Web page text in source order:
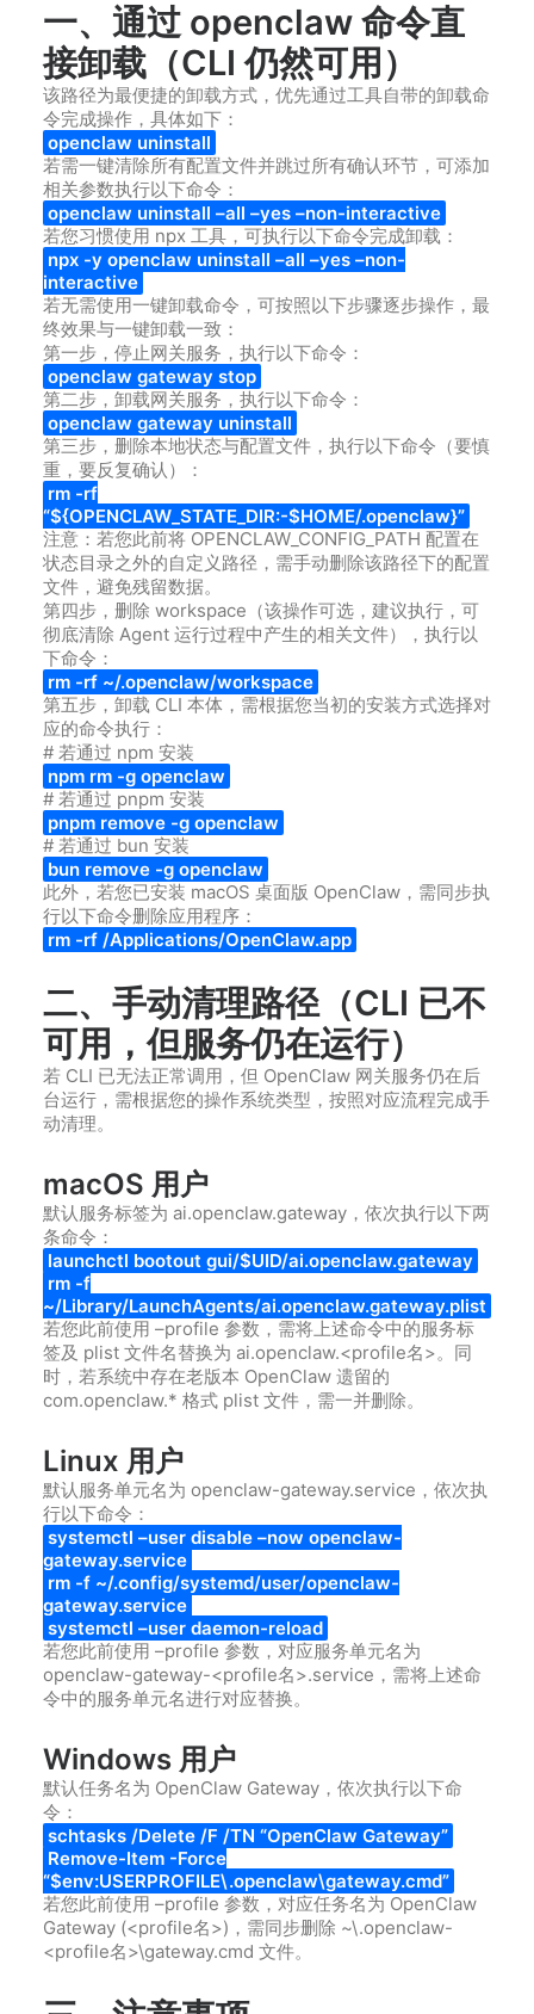
一、通过 openclaw 命令直
接卸载（CLI 仍然可用）
该路径为最便捷的卸载方式，优先通过工具自带的卸载命
令完成操作，具体如下：
openclaw uninstall
若需一键清除所有配置文件并跳过所有确认环节，可添加
相关参数执行以下命令：
openclaw uninstall –all –yes –non-interactive
若您习惯使用 npx 工具，可执行以下命令完成卸载：
npx -y openclaw uninstall –all –yes –non-
interactive
若无需使用一键卸载命令，可按照以下步骤逐步操作，最
终效果与一键卸载一致：
第一步，停止网关服务，执行以下命令：
openclaw gateway stop
第二步，卸载网关服务，执行以下命令：
openclaw gateway uninstall
第三步，删除本地状态与配置文件，执行以下命令（要慎
重，要反复确认）：
rm -rf
“${OPENCLAW_STATE_DIR:-$HOME/.openclaw}”
注意：若您此前将 OPENCLAW_CONFIG_PATH 配置在
状态目录之外的自定义路径，需手动删除该路径下的配置
文件，避免残留数据。
第四步，删除 workspace（该操作可选，建议执行，可
彻底清除 Agent 运行过程中产生的相关文件），执行以
下命令：
rm -rf ~/.openclaw/workspace
第五步，卸载 CLI 本体，需根据您当初的安装方式选择对
应的命令执行：
# 若通过 npm 安装
npm rm -g openclaw
# 若通过 pnpm 安装
pnpm remove -g openclaw
# 若通过 bun 安装
bun remove -g openclaw
此外，若您已安装 macOS 桌面版 OpenClaw，需同步执
行以下命令删除应用程序：
rm -rf /Applications/OpenClaw.app
二、手动清理路径（CLI 已不
可用，但服务仍在运行）
若 CLI 已无法正常调用，但 OpenClaw 网关服务仍在后
台运行，需根据您的操作系统类型，按照对应流程完成手
动清理。
macOS 用户
默认服务标签为 ai.openclaw.gateway，依次执行以下两
条命令：
launchctl bootout gui/$UID/ai.openclaw.gateway
rm -f
~/Library/LaunchAgents/ai.openclaw.gateway.plist
若您此前使用 –profile 参数，需将上述命令中的服务标
签及 plist 文件名替换为 ai.openclaw.<profile名>。同
时，若系统中存在老版本 OpenClaw 遗留的
com.openclaw.* 格式 plist 文件，需一并删除。
Linux 用户
默认服务单元名为 openclaw-gateway.service，依次执
行以下命令：
systemctl –user disable –now openclaw-
gateway.service
rm -f ~/.config/systemd/user/openclaw-
gateway.service
systemctl –user daemon-reload
若您此前使用 –profile 参数，对应服务单元名为
openclaw-gateway-<profile名>.service，需将上述命
令中的服务单元名进行对应替换。
Windows 用户
默认任务名为 OpenClaw Gateway，依次执行以下命
令：
schtasks /Delete /F /TN “OpenClaw Gateway”
Remove-Item -Force
“$env:USERPROFILE\.openclaw\gateway.cmd”
若您此前使用 –profile 参数，对应任务名为 OpenClaw
Gateway (<profile名>)，需同步删除 ~\.openclaw-
<profile名>\gateway.cmd 文件。